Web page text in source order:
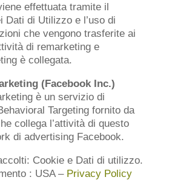
effettuata tramite il
Dati di Utilizzo e l’uso di
che vengono trasferite ai
di remarketing e
è collegata.
(Facebook Inc.)
è un servizio di
Targeting fornito da
collega l’attività di questo
di advertising Facebook.
Cookie e Dati di utilizzo.
: USA – Privacy Policy